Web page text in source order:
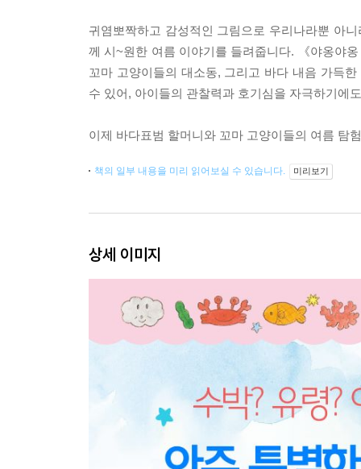
귀염뽀짝하고 감성적인 그림으로 우리나라뿐 아
께 시~원한 여름 이야기를 들려줍니다. 《야옹야
꼬마 고양이들의 대소동, 그리고 바다 내음 가득
수 있어, 아이들의 관찰력과 호기심을 자극하기에
이제 바다표범 할머니와 꼬마 고양이들의 여름 탐
책의 일부 내용을 미리 읽어보실 수 있습니다. 미리보기
상세 이미지